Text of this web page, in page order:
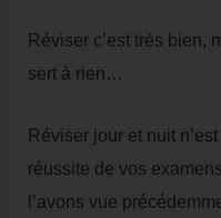
Réviser c’est très bien,
sert à rien…
Réviser jour et nuit
réussite de vos
l’avons vue